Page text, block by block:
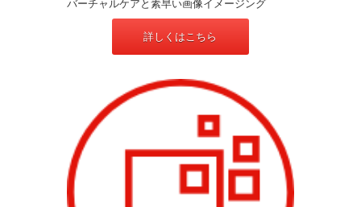
詳しくはこちら